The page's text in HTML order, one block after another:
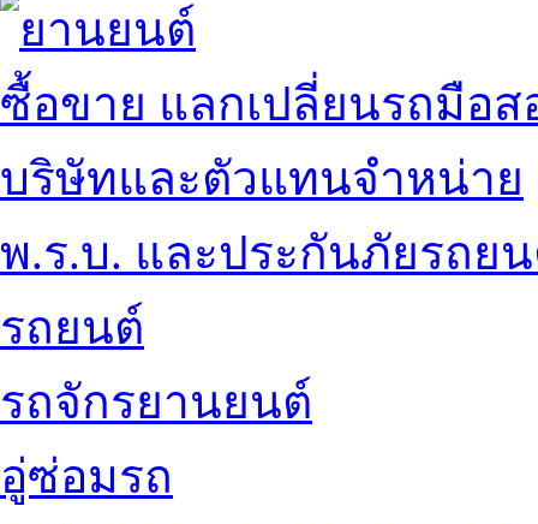
ซื้อขาย แลกเปลี่ยนรถมือส
บริษัทและตัวแทนจำหน่าย
พ.ร.บ. และประกันภัยรถย
รถยนต์
รถจักรยานยนต์
อู่ซ่อมรถ